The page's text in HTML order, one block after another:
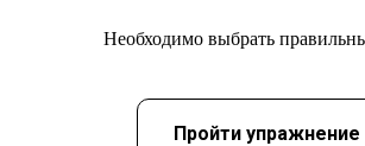
Необходимо выбрать
Пройти упражнение